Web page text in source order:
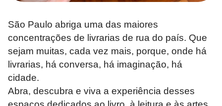
São Paulo abriga uma das maiores
concentrações de livrarias de rua do país. Que
sejam muitas, cada vez mais, porque, onde há
livrarias, há conversa, há imaginação, há
cidade.
Abra, descubra e viva a experiência desses